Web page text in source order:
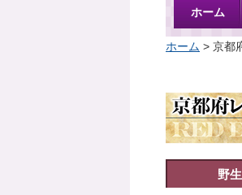
ホーム
ホーム > 京都
野